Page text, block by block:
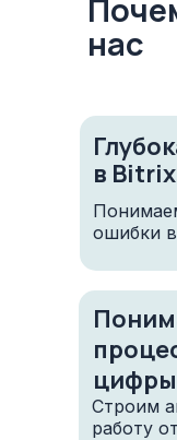
нас
в
ошибки
цифры
Строим
работу